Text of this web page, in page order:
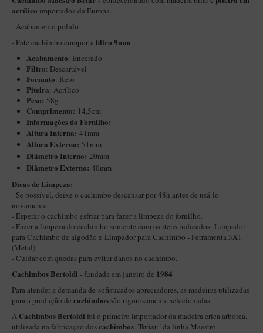
Itália Encerado
Maestro Nacional
Maestro Nacional Encerado
Caboclo - 7 Voltas
Cachimbeco
Churchwarden
Fiore
Giovanni
Jateado
Luiggi
Montana
Mouton
New Rose
New Rose Polido
Petrus
Piccolo
Premium
acrílico importados da Europa.
- Acabamento polido
- Este cachimbo comporta filtro 9mm
Acabamento: Encerado
Filtro: Descartável
Formato: Reto
Piteira: Acrílico
Peso: 58g
Comprimento: 14,5cm
Informações do Fornilho:
Altura Interna: 41mm
Altura Externa: 51mm
Diâmetro Interno: 20mm
Diâmetro Externo: 40mm
Dicas de Limpeza:
- Se possível, deixe o cachimbo descansar por 48h antes de usá-lo
novamente.
- Esperar o cachimbo esfriar para fazer a limpeza do fornilho.
- Fazer a limpeza do cachimbo somente com os itens indicados: Limpador
para Cachimbo de algodão e Limpador para Cachimbo - Ferramenta 3X1
(Metal)
- Cuidar com quedas para evitar danos no cachimbo.
Cachimbos Bertoldi - fundada em janeiro de 1984
Para atender a demanda de sofisticados apreciadores, as madeiras utilizadas
para a produção de cachimbos são rigorosamente selecionadas.
A Cachimbos Bertoldi foi o primeiro importador da madeira erica arborea,
utilizada na fabricação doscachimbos "Briar" da linha Maestro.